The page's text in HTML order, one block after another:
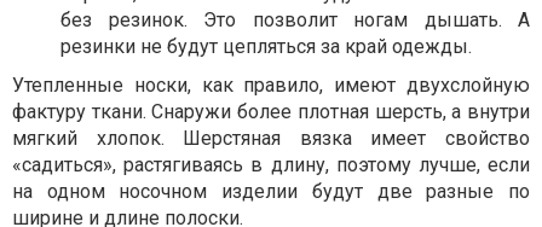
без резинок. Это позволит ногам дышать. А
резинки не будут цепляться за край одежды.
Утепленные носки, как правило, имеют двухслойную
фактуру ткани. Снаружи более плотная шерсть, а внутри
мягкий хлопок. Шерстяная вязка имеет свойство
«садиться», растягиваясь в длину, поэтому лучше, если
на одном носочном изделии будут две разные по
ширине и длине полоски.